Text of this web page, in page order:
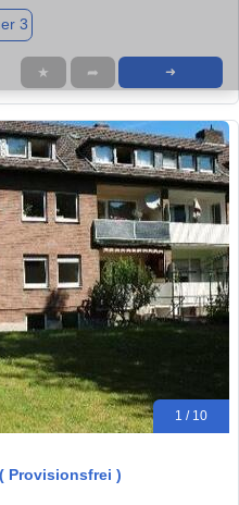
3
★ ➦ ➜
1 / 10
Provisionsfrei )